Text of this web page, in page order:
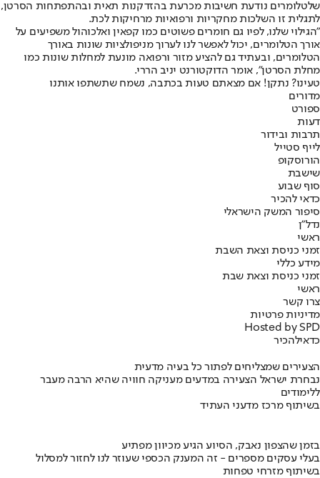
שלטלומרים נודעת חשיבות מכרעת בהזדקנות תאית ובהתפתחות הסרטן,
לתגלית זו השלכות מחקריות ורפואיות מרחיקות לכת.
"הגילוי שלנו, לפיו גם חומרים פשוטים כמו קפאין ואלכוהול משפיעים על
אורך הטלומרים, יכול לאפשר לנו לערוך מניפולציות שונות באורך
הטלומרים, ובעתיד גם להציע מזור ורפואה מונעת למחלות שונות כמו
מחלת הסרטן", אומר הדוקטורנט יניב הררי.
טעינו? נתקן! אם מצאתם טעות בכתבה, נשמח שתשתפו אותנו
מדורים
ספורט
דעות
תרבות ובידור
לייף סטייל
הורוסקופ
שישבת
סוף שבוע
כדאי להכיר
סיפור המשק הישראלי
נדל"ן
ראשי
זמני כניסת וצאת השבת
מידע כללי
זמני כניסת וצאת שבת
ראשי
צרו קשר
מדיניות פרטיות
Hosted by SPD
כדאילהכיר
הצעירים שמצליחים לפתור כל בעיה מדעית
נבחרת ישראל הצעירה במדעים מעניקה חוויה שהיא הרבה מעבר
ללימודים
בשיתוף מרכז מדעני העתיד
בזמן שהצפון נאבק, הסיוע הגיע מכיוון מפתיע
בעלי עסקים מספרים - זה המענק הכספי שעוזר לנו לחזור למסלול
בשיתוף מזרחי טפחות